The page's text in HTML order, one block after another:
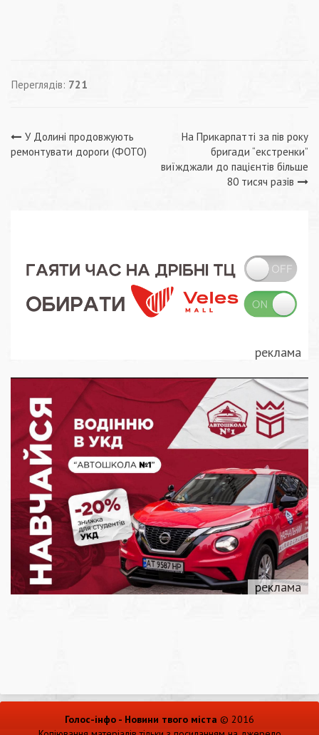
Переглядів: 721
Навігація
У Долині продовжують
ремонтувати дороги (ФОТО)
На Прикарпатті за пів року
бригади “екстренки”
виїжджали до пацієнтів більше
80 тисяч разів
Голос-інфо - Новини твого міста © 2016